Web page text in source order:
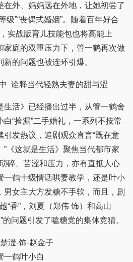
在外、妈妈远在外地，让她初尝了
级”“丧偶式婚姻”。随着百年好合
实战版育儿技能包也将高能上
家庭的双重压力下，管一鹤再次做
的问题也被连环引爆。
释当代轻熟夫妻的甜与涩
活》已经播出过半，从管一鹤舍
“捡漏”二手婚礼，一系列不按常
发热议，追剧观众直言“既在意
《这就是生活》聚焦当代都市家
碎、苦涩和压力，亦有直抵人心
一鹤十级情话哄妻教学，还是叶小
男女主大方发糖不手软，而且，剧
“香”，刘夏（郑伟 饰）和高山
的问题引发了嗑糖党的集体竞猜。
濋-饰-赵金子
一鹤叶小白